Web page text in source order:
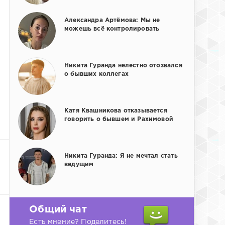
Александра Артёмова: Мы не
можешь всё контролировать
Никита Гуранда нелестно отозвался
о бывших коллегах
Катя Квашникова отказывается
говорить о бывшем и Рахимовой
Никита Гуранда: Я не мечтал стать
ведущим
Общий чат
Есть мнение? Поделитесь!